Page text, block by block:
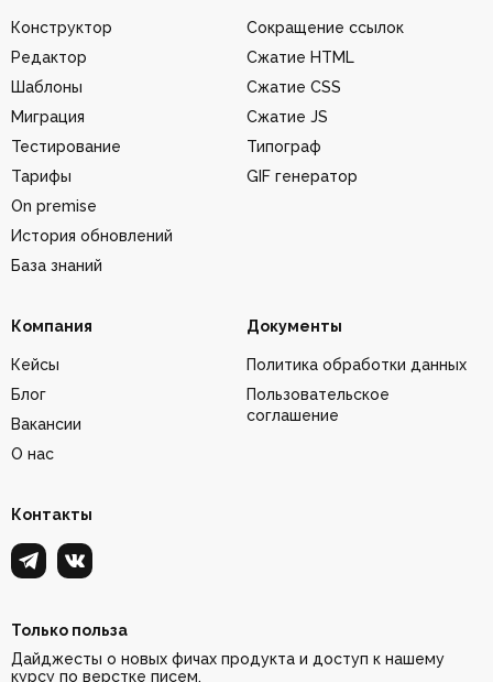
Конструктор
Редактор
Шаблоны
Миграция
Тестирование
Тарифы
On premise
История обновлений
База знаний
Сокращение ссылок
Сжатие HTML
Сжатие CSS
Сжатие JS
Типограф
GIF генератор
Компания
Кейсы
Блог
Вакансии
О нас
Документы
Политика обработки данных
Пользовательское
соглашение
Контакты
Только польза
Дайджесты о новых фичах продукта и доступ к нашему
курсу по верстке писем.